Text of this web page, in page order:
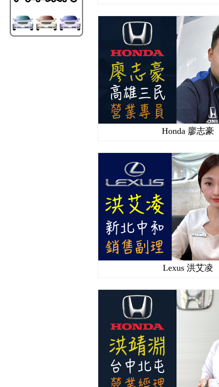
Honda 廖志豪
Lexus 洪艾凌